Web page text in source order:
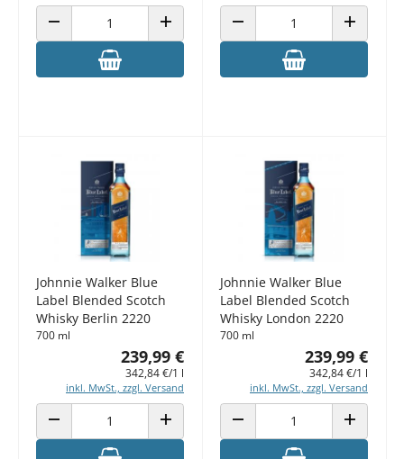
ANZAHL VERRINGERN ANZAHL ERHÖHENANZAHL VERRINGERN ANZAHL
Johnnie Walker Blue
Label Blended Scotch
Whisky Berlin 2220
700 ml
239,99 €
342,84 €/1 l
inkl. MwSt., zzgl. Versand
ANZAHL VERRINGERN ANZAHL ERHÖHEN
Johnnie Walker Blue
Label Blended Scotch
Whisky London 2220
700 ml
239,99 €
342,84 €/1 l
inkl. MwSt., zzgl. Versand
ANZAHL VERRINGERN ANZAHL